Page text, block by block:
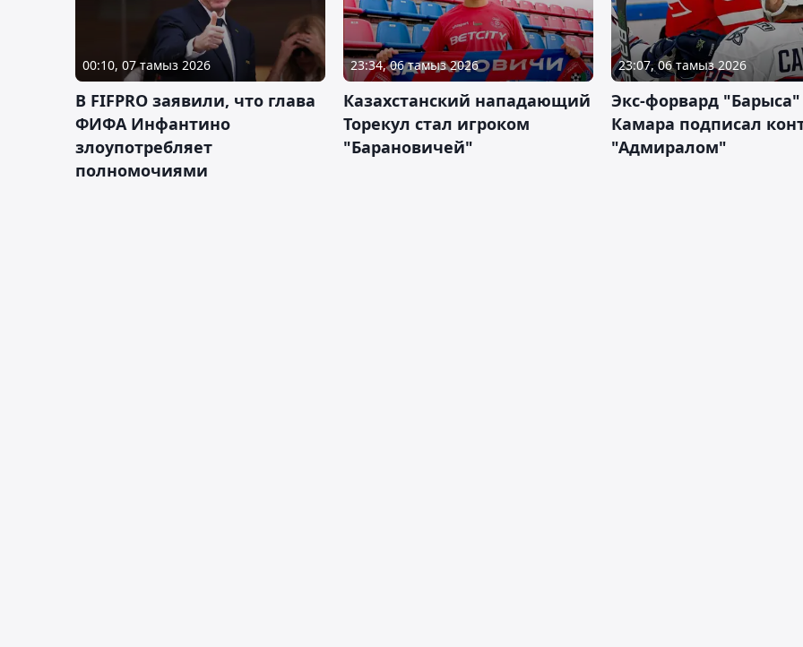
00:10, 07 тамыз 2026
В FIFPRO заявили, что глава
ФИФА Инфантино
злоупотребляет
полномочиями
23:34, 06 тамыз 2026
Казахстанский нападающий
Торекул стал игроком
"Барановичей"
23:07, 06 тамыз 2026
Экс-форвард "Барыса"
Камара подписал
"Адмиралом"